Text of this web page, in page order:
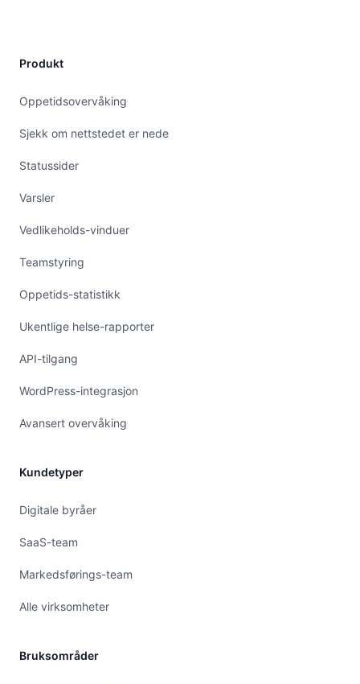
Produkt
Oppetidsovervåking
Sjekk om nettstedet er nede
Statussider
Varsler
Vedlikeholds-vinduer
Teamstyring
Oppetids-statistikk
Ukentlige helse-rapporter
API-tilgang
WordPress-integrasjon
Avansert overvåking
Kundetyper
Digitale byråer
SaaS-team
Markedsførings-team
Alle virksomheter
Bruksområder